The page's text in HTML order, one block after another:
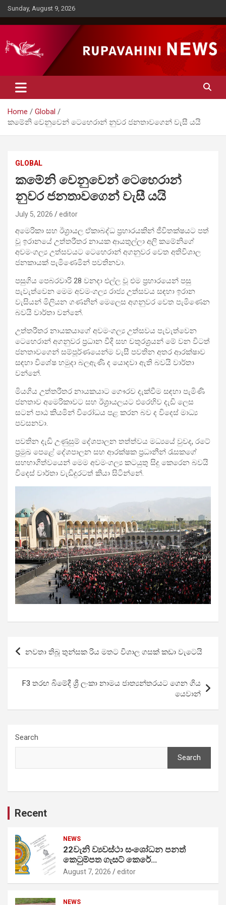
Skip
to
content
Sunday, August 9, 2026
Rupavahini News
Home
Global
කමේනි වෙනුවෙන් ටෙහෙරාන් නුවර ජනතාවගෙන් වැසී යයි
GLOBAL
කමේනි වෙනුවෙන් ටෙහෙරාන්
නුවර ජනතාවගෙන් වැසී යයි
July 5, 2026 editor
අමෙරිකා සහ ඊශ්‍රායල ඒකාබද්ධ ප්‍රහාරයකින් ජීවිතක්ෂයට පත්
වූ ඉරානයේ උත්තරීතර නායක ආයතුල්ලා අලි කමේනිගේ
අවමංගල්‍ය උත්සවයට ටෙහෙරාන් අගනුවර වෙත අතිවිශාල
ජනකායක් පැමිණෙමින් පවතිනවා.
පසුගිය පෙබරවාරි 28 වනදා එල්ල වූ එම ප්‍රහාරයෙන් පසු
පැවැත්වෙන මෙම අවමංගල්‍ය රාජ්‍ය උත්සවය සඳහා ඉරාන
වැසියන් මිලියන ගණනින් මෙලෙස අගනුවර වෙත පැමිණෙන
බවයි වාර්තා වන්නේ.
උත්තරීතර නායකයාගේ අවමංගල්‍ය උත්සවය පැවැත්වෙන
ටෙහෙරාන් අගනුවර ප්‍රධාන වීදි සහ චතුරශ්‍රයන් මේ වන විටත්
ජනතාවගෙන් සම්පූර්ණයෙන්ම වැසී පවතින අතර ආරක්ෂාව
සඳහා විශේෂ හමුදා බලඇණි ද යොදවා ඇති බවයි වාර්තා
වන්නේ.
මියගිය උත්තරීතර නායකයාට ගෞරව දැක්වීම සඳහා පැමිණි
ජනතාව අමෙරිකාවට සහ ඊශ්‍රායලයට එරෙහිව දැඩි ලෙස
සටන් පාඨ කියමින් විරෝධය පළ කරන බව ද විදෙස් මාධ්‍ය
පවසනවා.
පවතින දැඩි උණුසුම් දේශපාලන තත්ත්වය මධ්‍යයේ වුවද, රටේ
ප්‍රමුඛ පෙළේ දේශපාලන සහ ආරක්ෂක ප්‍රධානීන් රැසකගේ
සහභාගිත්වයෙන් මෙම අවමංගල්‍ය කටයුතු සිදු කෙරෙන බවයි
විදෙස් වාර්තා වැඩිදුරටත් කියා සිටින්නේ.
Post
navigation
නවතා තිබූ තුන්සක රිය මතට විශාල ගසක් කඩා වැටෙයි
F3 තරඟ බිමේදී ශ්‍රී ලංකා නාමය ජාත්‍යන්තරයට ගෙන ගිය
යෙවාන්
Search
Search
Recent
NEWS
22වැනි ව්‍යවස්ථා සංශෝධන පනත්
කෙටුම්පත ගැසට් කෙරේ…
August 7, 2026 editor
NEWS